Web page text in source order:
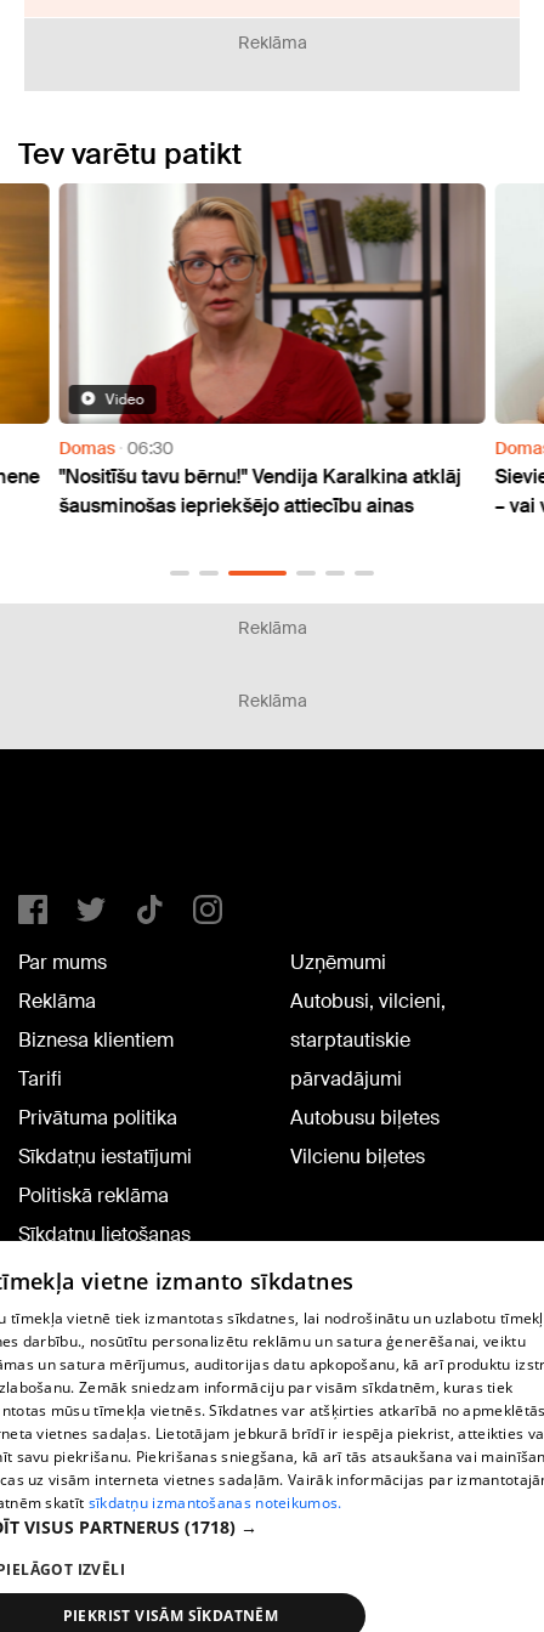
Reklāma
Tev varētu patikt
Video
Domas 06:30
"Nositīšu tavu bērnu!" Vendija Karalkina atklāj
šausminošas iepriekšējo attiecību ainas
– vai
Reklāma
Reklāma
Par mums
Reklāma
Biznesa klientiem
Tarifi
Privātuma politika
Sīkdatņu iestatījumi
Politiskā reklāma
Sīkdatņu lietošanas
noteikumi
Komentāru pievienošana
Uzņēmumi
Autobusi, vilcieni,
starptautiskie
pārvadājumi
Autobusu biļetes
Vilcienu biļetes
TV programma
Līguma noteikumi
360 Ziņu kontakti
Helio Media
Portāla palīdzības dienests: e-pasts -
All rights reserved.
vietne izmanto sīkdatnes
tīmekļa vietnē tiek izmantotas sīkdatnes, lai nodrošinātu un uzlabotu
darbību., nosūtītu personalizētu reklāmu un satura ģenerēšanai, veiktu
un satura mērījumus, auditorijas datu apkopošanu, kā arī produktu
Zemāk sniedzam informāciju par visām sīkdatnēm, kuras tiek
mūsu tīmekļa vietnēs. Sīkdatnes var atšķirties atkarībā no
vietnes sadaļas. Lietotājam jebkurā brīdī ir iespēja piekrist, atteikties
savu piekrišanu. Piekrišanas sniegšana, kā arī tās atsaukšana vai
uz visām interneta vietnes sadaļām. Vairāk informācijas par
skatīt sīkdatņu izmantošanas noteikumos.
VISUS PARTNERUS (1718) →
IZVĒLI
PIEKRIST VISĀM SĪKDATNĒM